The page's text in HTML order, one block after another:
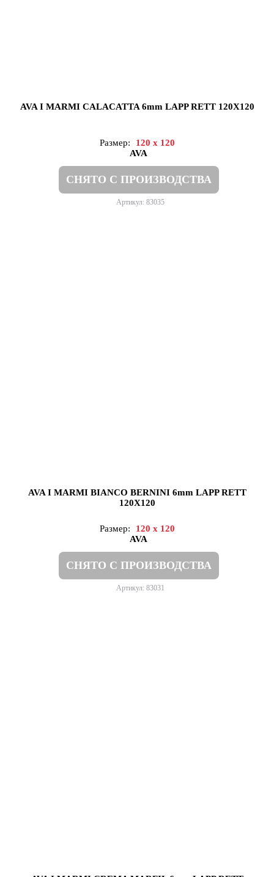
AVA I MARMI CALACATTA 6mm LAPP RETT 120X120
Размер:
120 x 120
AVA
СНЯТО С ПРОИЗВОДСТВА
Артикул: 83035
AVA I MARMI BIANCO BERNINI 6mm LAPP RETT
120X120
Размер:
120 x 120
AVA
СНЯТО С ПРОИЗВОДСТВА
Артикул: 83031